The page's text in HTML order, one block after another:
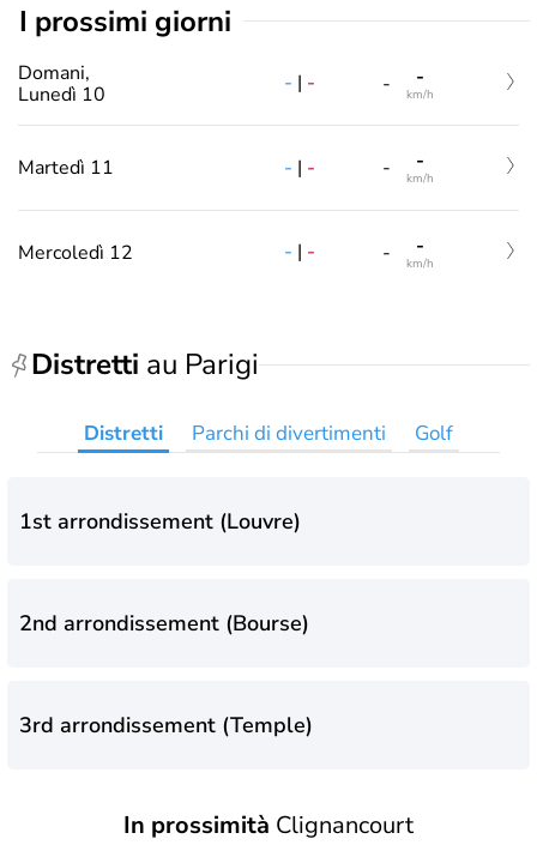
i prossimi giorni
Domani,
Lunedì 10
- | - - -
km/h
Martedì 11 - | - - -
km/h
Mercoledì 12 - | - - -
km/h
Distretti au Parigi
Distretti Parchi di divertimenti Golf
1st arrondissement (Louvre)
2nd arrondissement (Bourse)
3rd arrondissement (Temple)
4th arrondissement (Hôtel-de-Ville)
In prossimità Clignancourt